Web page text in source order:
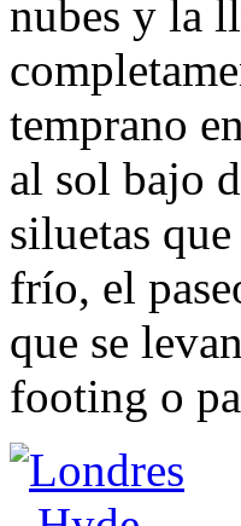
nubes y la
temprano
al sol bajo
siluetas
frío, el
que se
footing o